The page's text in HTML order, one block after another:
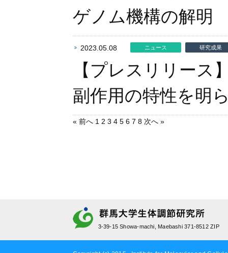
ゲノム機構の解明
2023.05.08 ニュース 研究成果
【プレスリリース
副作用の特性を明
« 前へ 1 2 3 4 5 6 7 8 次へ »
3-39-15 Showa-machi, Maebashi 371-8512 ZIP